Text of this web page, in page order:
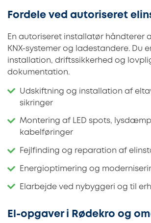
Fordele ved autoriseret
En autoriseret installatør håndterer
KNX-systemer og ladestandere. Du
installation, driftssikkerhed og
dokumentation.
Udskiftning og installation af
sikringer
Montering af LED spots,
kabelføringer
Fejlfinding og reparation af
Energioptimering og
Elarbejde ved nybyggeri og til
El-opgaver i Rødekro og